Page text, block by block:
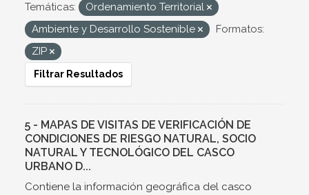
Temáticas:
Ordenamiento Territorial
Ambiente y Desarrollo Sostenible
Formatos:
ZIP
Filtrar Resultados
5 - MAPAS DE VISITAS DE VERIFICACIÓN DE
CONDICIONES DE RIESGO NATURAL, SOCIO
NATURAL Y TECNOLÓGICO DEL CASCO
URBANO D...
Contiene la información geográfica del casco